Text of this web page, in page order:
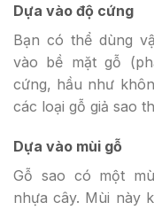
Dựa vào độ cứng
Bạn có thể dùng
vào bề mặt gỗ
cứng, hầu như
các loại gỗ giả sao
Dựa vào mùi gỗ
Gỗ sao có một
nhựa cây. Mùi này